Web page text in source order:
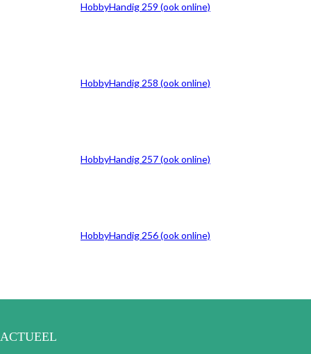
HobbyHandig 259 (ook online)
HobbyHandig 258 (ook online)
HobbyHandig 257 (ook online)
HobbyHandig 256 (ook online)
ACTUEEL